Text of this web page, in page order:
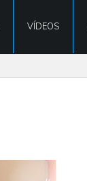
VÍDEOS